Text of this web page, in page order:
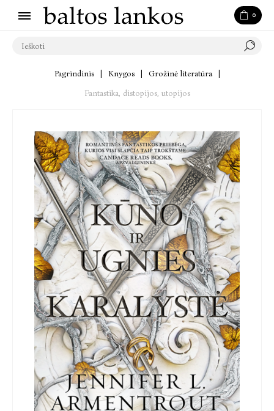
0
Pagrindinis Knygos Grožinė literatūra
Fantastika, distopijos, utopijos